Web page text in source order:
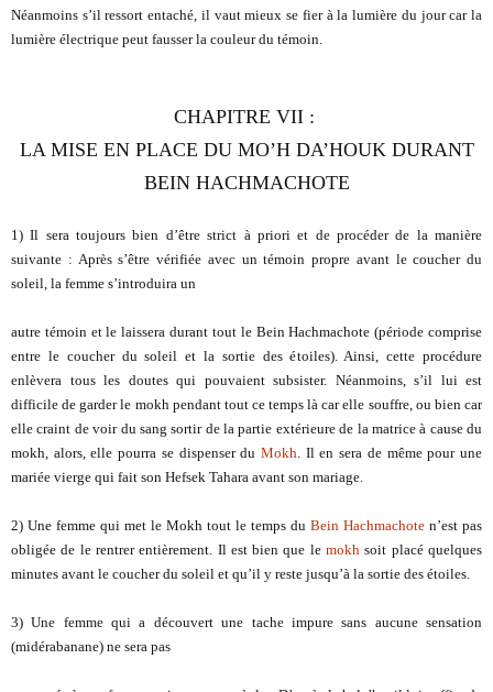
Néanmoins s’il ressort entaché, il vaut mieux se fier à la lumière du jour car la
lumière électrique peut fausser la couleur du témoin.
CHAPITRE VII:
LA MISE EN PLACE DU MO’H DA’HOUK DURANT
BEIN HACHMACHOTE
1) Il sera toujours bien d’être strict à priori et de procéder de la manière
suivante : Après s’être vérifiée avec un témoin propre avant le coucher du
soleil, la femme s’introduira un
autre témoin et le laissera durant tout le Bein Hachmachote (période comprise
entre le coucher du soleil et la sortie des étoiles). Ainsi, cette procédure
enlèvera tous les doutes qui pouvaient subsister. Néanmoins, s’il lui est
difficile de garder le mokh pendant tout ce temps là car elle souffre, ou bien car
elle craint de voir du sang sortir de la partie extérieure de la matrice à cause du
mokh, alors, elle pourra se dispenser du Mokh . Il en sera de même pour une
mariée vierge qui fait son Hefsek Tahara avant son mariage.
2) Une femme qui met le Mokh tout le temps du Bein Hachmachote n’est pas
obligée de le rentrer entièrement. Il est bien que lemokh soit placé quelques
minutes avant le coucher du soleil et qu’il y reste jusqu’à la sortie des étoiles.
3) Une femme qui a découvert une tache impure sans aucune sensation
(midérabanane) ne sera pas